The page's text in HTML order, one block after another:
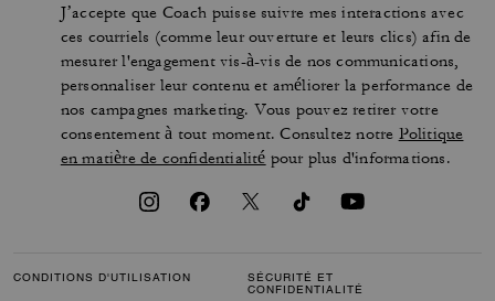
J’accepte que Coach puisse suivre mes interactions avec
ces courriels (comme leur ouverture et leurs clics) afin de
mesurer l'engagement vis-à-vis de nos communications,
personnaliser leur contenu et améliorer la performance de
nos campagnes marketing. Vous pouvez retirer votre
consentement à tout moment. Consultez notre Politique
en matière de confidentialité pour plus d'informations.
CONDITIONS D'UTILISATION
SÉCURITÉ ET
CONFIDENTIALITÉ